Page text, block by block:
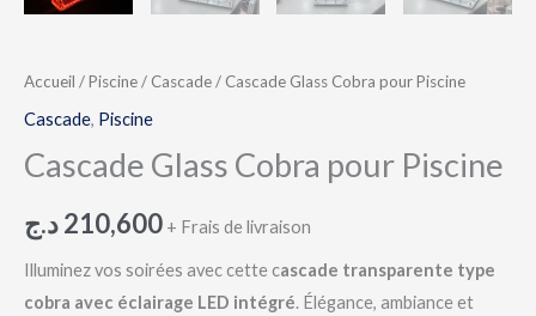
Accueil /Piscine/ Cascade/ Cascade Glass Cobra pour Piscine
Cascade, Piscine
Cascade Glass Cobra pour Piscine
210,600د.ج + Frais de livraison
Illuminez vos soirées avec cette cascade transparente type
cobra avec éclairage LED intégré. Élégance, ambiance et